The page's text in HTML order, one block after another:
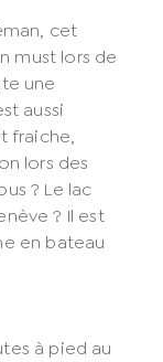
cet
must lors de
une
aussi
fraiche,
lors des
? Le lac
? Il est
en bateau
à pied au